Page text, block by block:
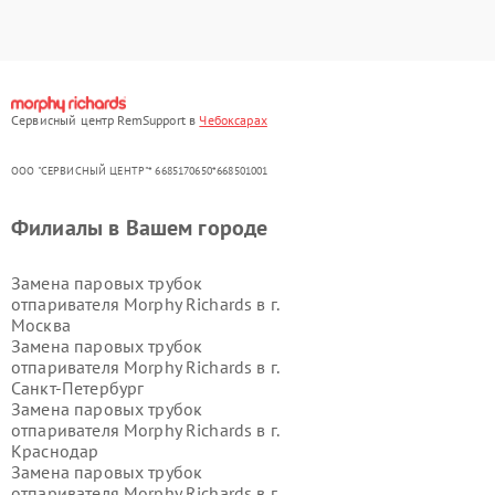
Сервисный центр RemSupport в Чебоксарах
ООО "СЕРВИСНЫЙ ЦЕНТР"* 6685170650*668501001
Филиалы в Вашем городе
Замена паровых трубок
отпаривателя Morphy Richards в г.
Москва
Замена паровых трубок
отпаривателя Morphy Richards в г.
Санкт-Петербург
Замена паровых трубок
отпаривателя Morphy Richards в г.
Краснодар
Замена паровых трубок